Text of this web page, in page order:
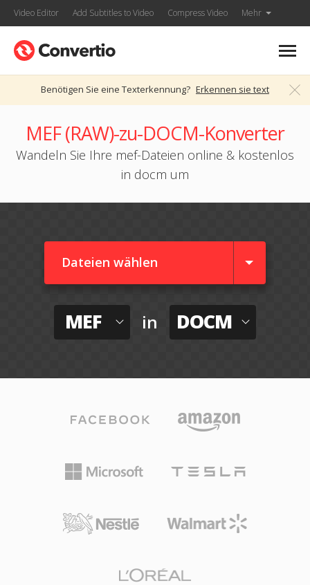
Video Editor Add Subtitles to Video Compress Video Mehr
Benötigen Sie eine Texterkennung? Erkennen sie text
MEF (RAW)-zu-DOCM-Konverter
Wandeln Sie Ihre mef-Dateien online & kostenlos
in docm um
Dateien wählen
MEF in DOCM